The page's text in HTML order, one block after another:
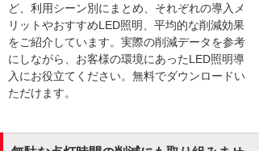
ど、利用シーン別にまとめ、それぞれの導入メ
リットやおすすめLED照明、平均的な削減効果
をご紹介しています。実際の削減データを参考
にしながら、お客様の環境にあったLED照明導
入にお役立てください。無料でダウンロードい
ただけます。